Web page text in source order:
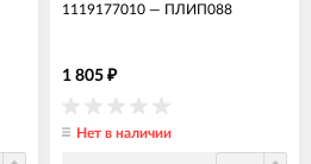
1119177010 — ПЛИП088
1 805 ₽
Нет в наличии